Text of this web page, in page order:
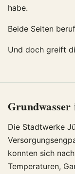
habe.
Beide Seiten
Und doch greift
Die Stadtwerke
konnten sich
Temperaturen,